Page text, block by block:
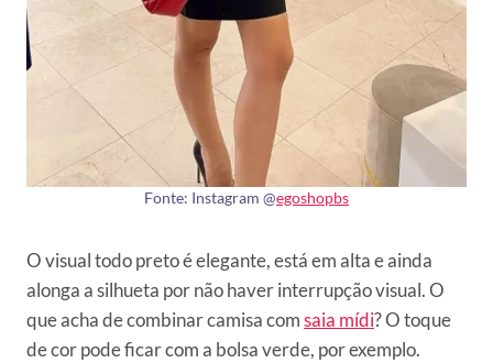
Fonte: Instagram @egoshopbs
O visual todo preto é elegante, está em alta e ainda
alonga a silhueta por não haver interrupção visual. O
que acha de combinar camisa comsaia mídi? O toque
de cor pode ficar com a bolsa verde, por exemplo.